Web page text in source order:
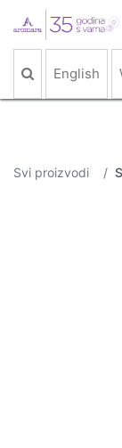
English
Svi proizvodi